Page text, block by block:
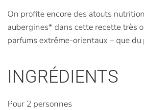
On profite encore des atouts
aubergines* dans cette recette très
parfums extrême-orientaux – que du
INGRÉDIENTS
Pour 2 personnes